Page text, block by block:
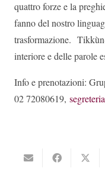
quattro forze e la
fanno del nostro
trasformazione.
interiore e delle parole
Info e prenotazioni:
02 72080619,